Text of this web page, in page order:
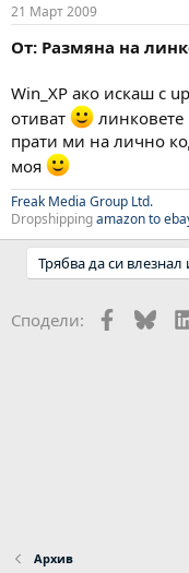
21 Март 2009
От: Размяна на
Win_XP ако искаш с
отиват
линковете
прати ми на лично
моя
Freak Media Group Ltd.
Dropshippingamazon to
Трябва да си
Сподели: Facebook
Архив